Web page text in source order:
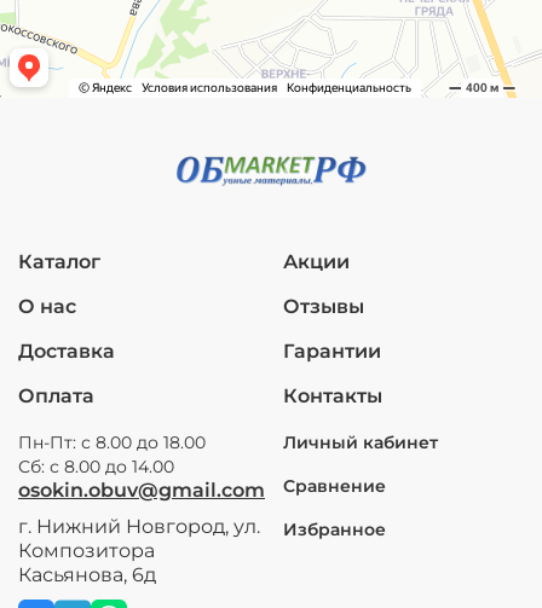
Каталог
О нас
Доставка
Оплата
Акции
Отзывы
Гарантии
Контакты
Пн-Пт: с 8.00 до 18.00
Сб: с 8.00 до 14.00
osokin.obuv@gmail.com
г. Нижний Новгород, ул.
Композитора
Касьянова, 6д
Личный кабинет
Сравнение
Избранное